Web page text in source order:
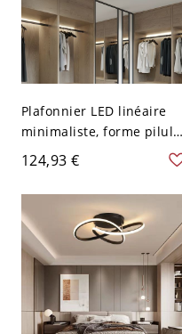
Plafonnier LED linéaire
minimaliste, forme pilule
blanche mate pour
plafonds bas - 110 V-120 V
120,65 cm Blanc
124,93 €